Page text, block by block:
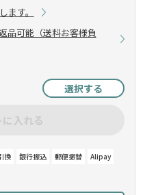
ます。
品可能（送料お客様負
選択する
入れる
換 銀行振込 郵便振替
Alipay